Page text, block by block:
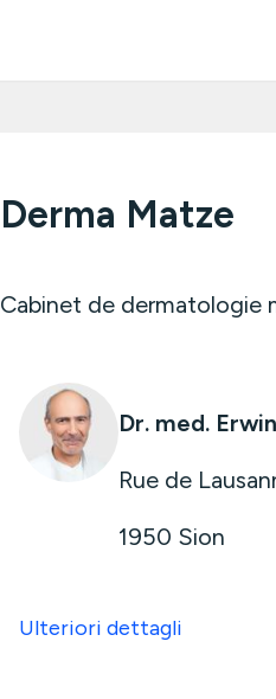
Derma Matze
Cabinet de dermatologie
Dr. med.
Rue de
1950 Sion
Ulteriori dettagli